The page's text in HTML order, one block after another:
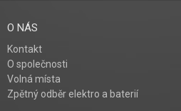
O NÁS
Kontakt
O společnosti
Volná místa
Zpětný odběr elektro a baterií